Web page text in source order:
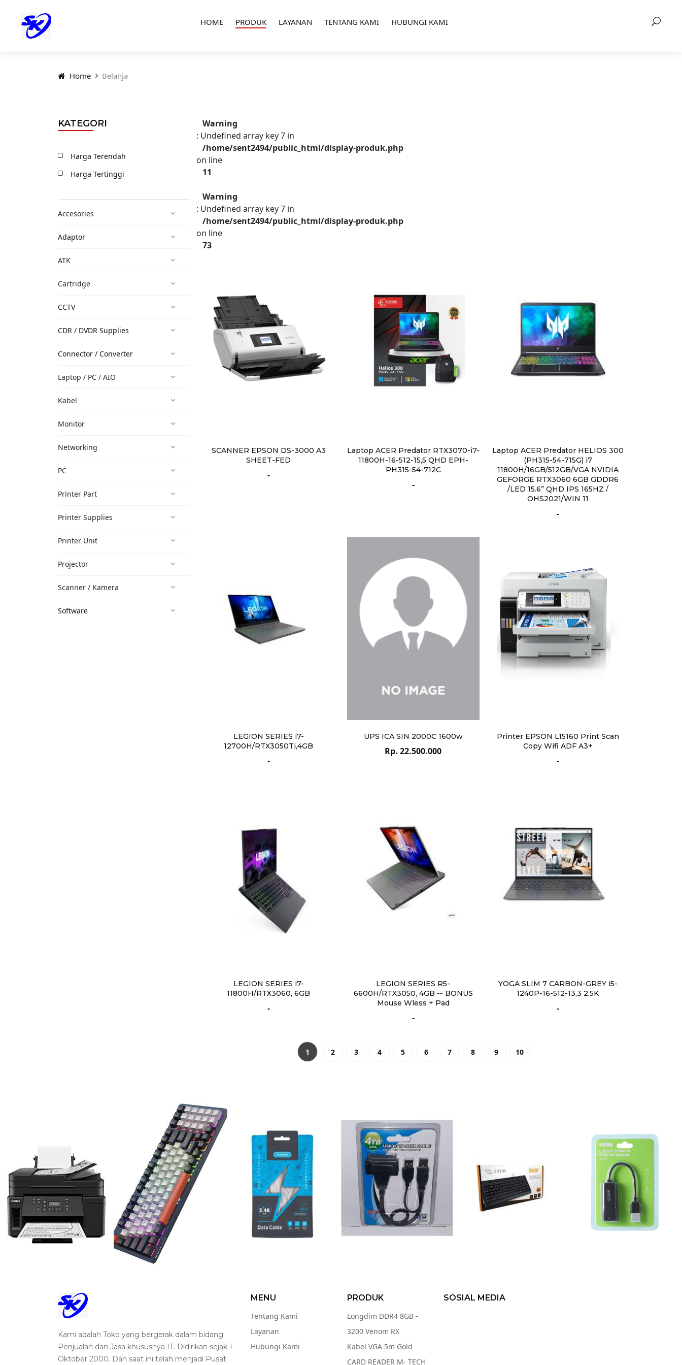
HOME PRODUK LAYANAN TENTANG KAMI HUBUNGI KAMI
Home Belanja
KATEGORI
Harga Terendah
Harga Tertinggi
Accesories
Adaptor
ATK
Cartridge
CCTV
CDR / DVDR Supplies
Connector / Converter
Laptop / PC / AIO
Kabel
Monitor
Networking
PC
Printer Part
Printer Supplies
Printer Unit
Projector
Scanner / Kamera
Software
Warning
: Undefined array key 7 in
/home/sent2494/public_html/display-produk.php
on line
11
Warning
: Undefined array key 7 in
/home/sent2494/public_html/display-produk.php
on line
73
SCANNER EPSON DS-3000 A3
SHEET-FED
-
Laptop ACER Predator RTX3070-i7-
11800H-16-512-15,5 QHD EPH-
PH315-54-712C
-
Laptop ACER Predator HELIOS 300
(PH315-54-715G) i7
11800H/16GB/512GB/VGA NVIDIA
GEFORGE RTX3060 6GB GDDR6
/LED 15.6” QHD IPS 165HZ /
OHS2021/WIN 11
-
LEGION SERIES i7-
12700H/RTX3050Ti,4GB
-
UPS ICA SIN 2000C 1600w
Rp. 22.500.000
Printer EPSON L15160 Print Scan
Copy Wifi ADF A3+
-
LEGION SERIES i7-
11800H/RTX3060, 6GB
-
LEGION SERIES R5-
6600H/RTX3050, 4GB -- BONUS
Mouse Wless + Pad
-
YOGA SLIM 7 CARBON-GREY i5-
1240P-16-512-13,3 2.5K
-
1 2 3 4 5 6 7 8 9 10
Kami adalah Toko yang bergerak dalam bidang
Penjualan dan Jasa khususnya IT. Didirikan sejak 1
Oktober 2000. Dan saat ini telah menjadi Pusat
MENU
Tentang Kami
Layanan
Hubungi Kami
PRODUK
Longdim DDR4 8GB -
3200 Venom RX
Kabel VGA 5m Gold
CARD READER M- TECH
SOSIAL MEDIA